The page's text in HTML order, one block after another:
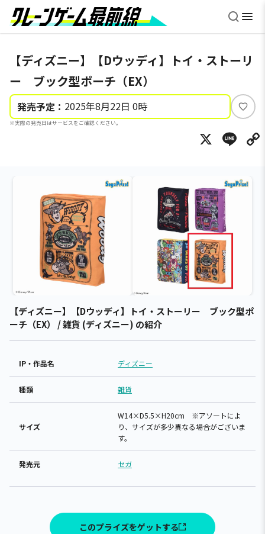
【ディズニー】【Dウッディ】トイ・ストーリ
ー ブック型ポーチ（EX）
発売予定： 2025年8月22日 0時
※実際の発売日はサービスをご確認ください。
い
ね
X
【ディズニー】【Dウッディ】トイ・ストーリー ブック型ポ
ーチ（EX） / 雑貨 (ディズニー) の紹介
IP・作品名 ディズニー
種類 雑貨
サイズ
W14×D5.5×H20cm ※アソートによ
り、サイズが多少異なる場合がございま
す。
発売元 セガ
このプライズをゲットする